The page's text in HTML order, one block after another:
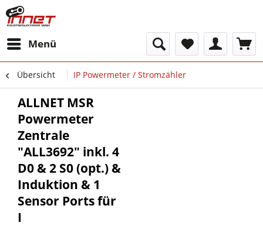
Menü
Übersicht IP Powermeter / Stromzähler
ALLNET MSR
Powermeter
Zentrale
"ALL3692" inkl. 4
D0 & 2 S0 (opt.) &
Induktion & 1
Sensor Ports für
I